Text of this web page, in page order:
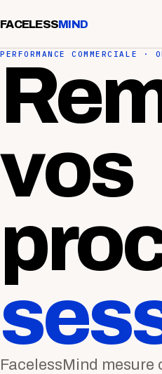
FACELESSMIND
PERFORMANCE COMMERCIALE ·
vos
FacelessMind